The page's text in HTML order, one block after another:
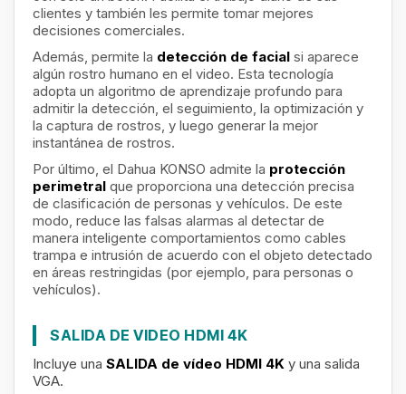
clientes y también les permite tomar mejores
decisiones comerciales.
Además, permite la detección de facial si aparece
algún rostro humano en el video. Esta tecnología
adopta un algoritmo de aprendizaje profundo para
admitir la detección, el seguimiento, la optimización y
la captura de rostros, y luego generar la mejor
instantánea de rostros.
Por último, el Dahua KONSO admite la protección
perimetral que proporciona una detección precisa
de clasificación de personas y vehículos. De este
modo, reduce las falsas alarmas al detectar de
manera inteligente comportamientos como cables
trampa e intrusión de acuerdo con el objeto detectado
en áreas restringidas (por ejemplo, para personas o
vehículos).
SALIDA DE VIDEO HDMI 4K
Incluye una SALIDA de vídeo HDMI 4K y una salida
VGA.